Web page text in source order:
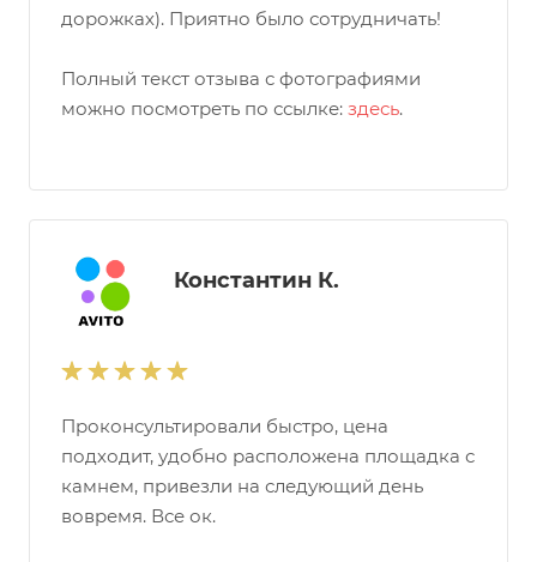
дорожках). Приятно было сотрудничать!
Полный текст отзыва с фотографиями
можно посмотреть по ссылке: здесь.
Константин К.
Проконсультировали быстро, цена
подходит, удобно расположена площадка с
камнем, привезли на следующий день
вовремя. Все ок.